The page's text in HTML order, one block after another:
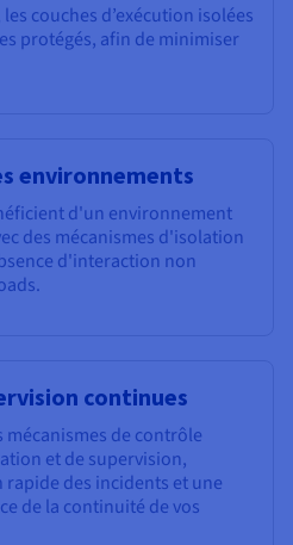
couches d’exécution isolées
protégés, afin de minimiser
environnements
d'un environnement
des mécanismes d'isolation
d'interaction non
continues
de contrôle
et de supervision,
des incidents et une
de la continuité de vos